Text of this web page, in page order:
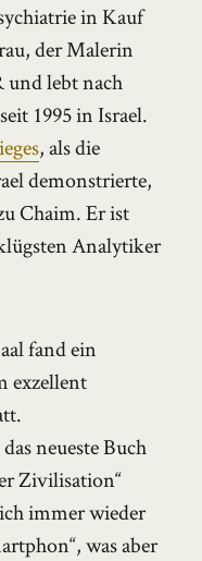
in Kauf
der Malerin
und lebt nach
1995 in Israel.
, als die
demonstrierte,
Chaim. Er ist
Analytiker
fand ein
exzellent
neueste Buch
Zivilisation“
immer wieder
was aber